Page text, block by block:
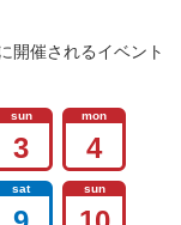
開催されるイベント
sun
3
mon
4
sat sun